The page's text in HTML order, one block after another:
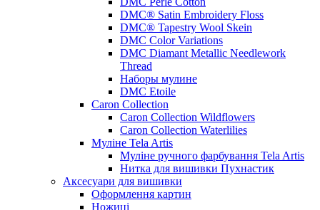
DMC® Satin Embroidery Floss
DMC® Tapestry Wool Skein
DMC Color Variations
DMC Diamant Metallic Needlework
Thread
Наборы мулине
DMC Etoile
Caron Collection
Caron Collection Wildflowers
Caron Collection Waterlilies
Муліне Tela Artis
Муліне ручного фарбування Tela Artis
Нитка для вишивки Пухнастик
Аксесуари для вишивки
Оформлення картин
Ножиці